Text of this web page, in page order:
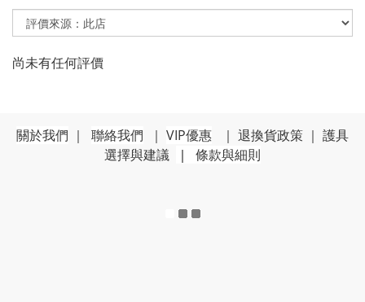
尚未有任何評價
關於我們 ｜ 聯絡我們 ｜ VIP優惠 ｜ 退換貨政策 ｜ 護具
選擇與建議
｜ 條款與細則